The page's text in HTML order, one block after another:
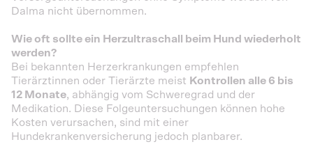
Dalma nicht übernommen.
Wie oft sollte ein Herzultraschall beim Hund wiederholt
werden?
Bei bekannten Herzerkrankungen empfehlen
Tierärztinnen oder Tierärzte meist Kontrollen alle 6 bis
12 Monate, abhängig vom Schweregrad und der
Medikation. Diese Folgeuntersuchungen können hohe
Kosten verursachen, sind mit einer
Hundekrankenversicherung jedoch planbarer.